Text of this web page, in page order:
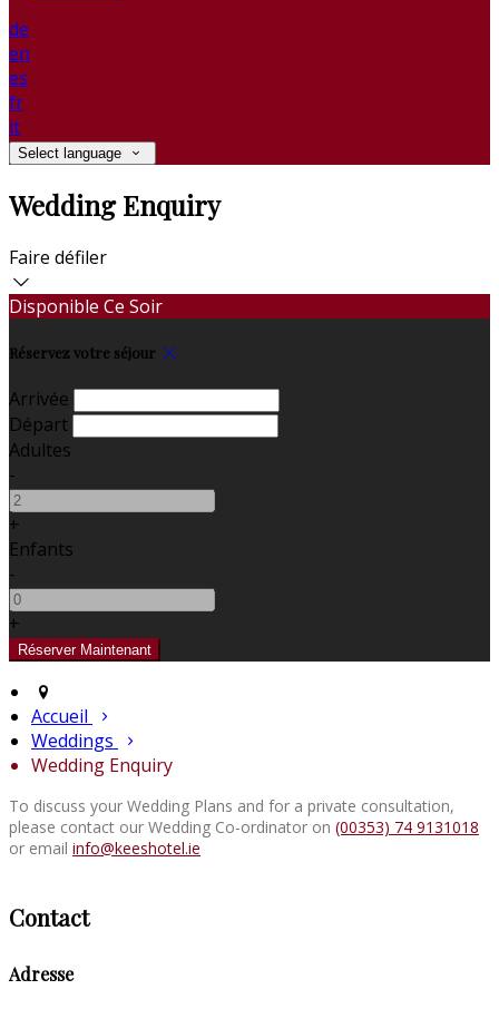
de
en
es
fr
it
Select language
Wedding Enquiry
Faire défiler
Disponible Ce Soir
Réservez votre séjour
Arrivée
Départ
Adultes
-
+
Enfants
-
+
Accueil
Weddings
Wedding Enquiry
To discuss your Wedding Plans and for a private consultation,
please contact our Wedding Co-ordinator on (00353) 74 9131018
or email info@keeshotel.ie
Contact
Adresse